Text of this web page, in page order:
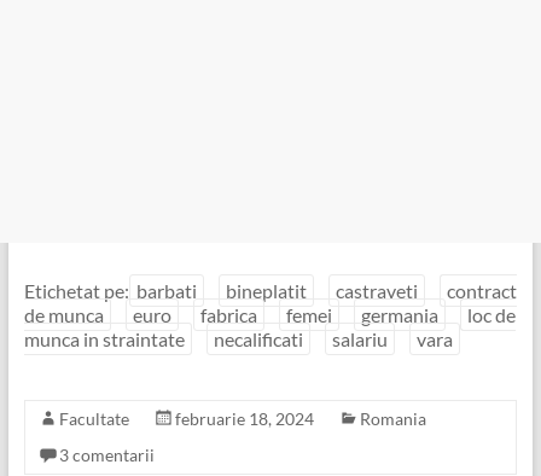
Etichetat pe: barbati bineplatit castraveti
contract
de munca
euro fabrica femei germania
loc de
munca in straintate
necalificati salariu vara
Facultate februarie 18, 2024
Romania
3 comentarii